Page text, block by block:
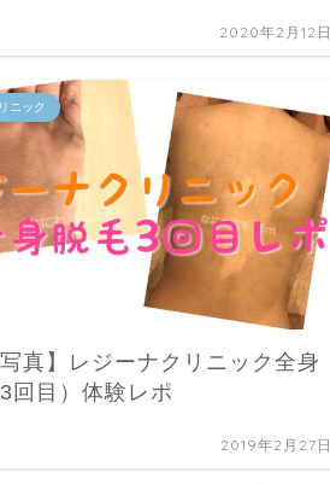
2020年2月12日
ニック
写真】レジーナクリニック全身
回目）体験レポ
2019年2月27日